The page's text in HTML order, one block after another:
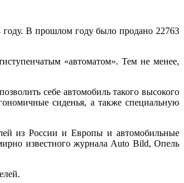
В прошлом году было продано 22763
«автоматом». Тем не менее,
себе автомобиль такого высокого
сиденья, а также специальную
из России и Европы и автомобильные
известного журнала Auto Bild, Опель